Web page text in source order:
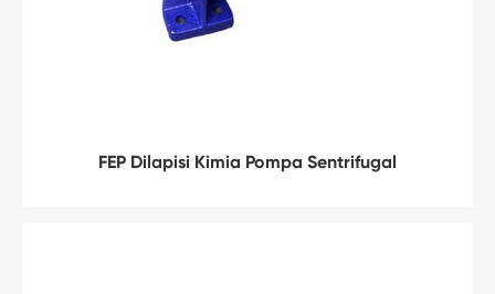
FEP Dilapisi Kimia Pompa Sentrifugal